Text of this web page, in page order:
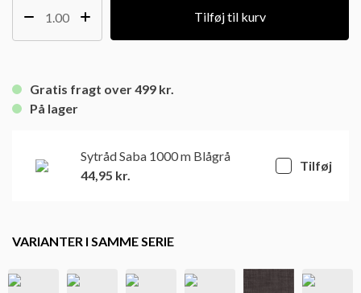
Tilføj til kurv
Gratis fragt over 499 kr.
På lager
Sytråd Saba 1000 m Blågrå
44,95 kr.
Tilføj
VARIANTER I SAMME SERIE